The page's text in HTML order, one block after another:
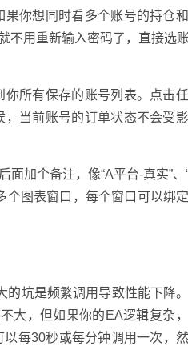
你想同时看多个账号的持仓
不用重新输入密码了，直接选
所有保存的账号列表。点击任
当前账号的订单状态不会受
加个备注，像“A平台-真实”、
个图表窗口，每个窗口可以绑
的坑是频繁调用导致性能下降
大，但如果你的EA逻辑复杂
每30秒或每分钟调用一次，